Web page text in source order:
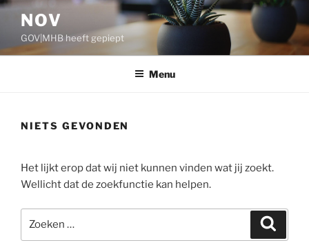
Ga
inhoud
NOV
GOV|MHB heeft gepiept
Menu
NIETS GEVONDEN
Het lijkt erop dat wij niet kunnen vinden wat jij zoekt.
Wellicht dat de zoekfunctie kan helpen.